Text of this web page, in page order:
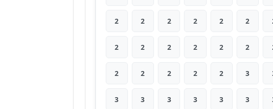
2 2 2 2 2 2
2 2 2 2 2 2
2 2 2 2 2 3
3 3 3 3 3 3